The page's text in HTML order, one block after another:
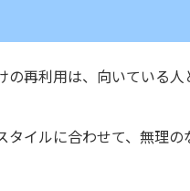
の再利用は、向いている
タイルに合わせて、無理